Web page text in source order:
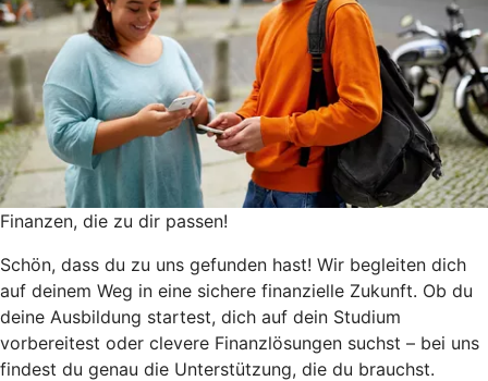
Finanzen, die zu dir passen!
Schön, dass du zu uns gefunden hast! Wir begleiten dich
auf deinem Weg in eine sichere finanzielle Zukunft. Ob du
deine Ausbildung startest, dich auf dein Studium
vorbereitest oder clevere Finanzlösungen suchst – bei uns
findest du genau die Unterstützung, die du brauchst.